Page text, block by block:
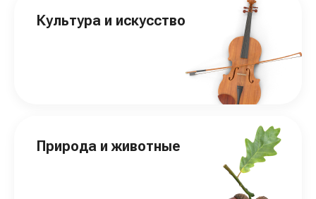
Культура и искусство
Природа и животные